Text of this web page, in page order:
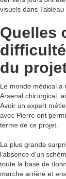
visuels dans
Quelles
du
Le monde médical a
Arsenal chirurgical,
Avoir un expert
avec Pierre ont
terme de ce projet.
La plus grande
l’absence d’un
toute la base de
marche arrière et